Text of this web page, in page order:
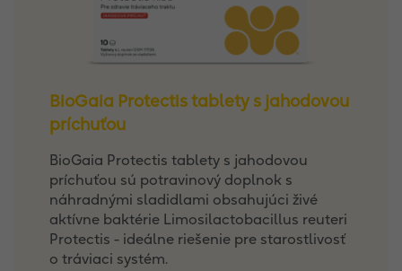
BioGaia Protectis tablety s jahodovou
príchuťou
BioGaia Protectis tablety s jahodovou
príchuťou sú potravinový doplnok s
náhradnými sladidlami obsahujúci živé
aktívne baktérie Limosilactobacillus reuteri
Protectis - ideálne riešenie pre starostlivosť
o tráviaci systém.